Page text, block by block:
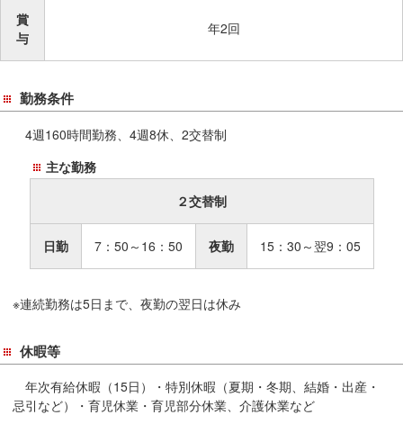
賞
与
年2回
勤務条件
4週160時間勤務、4週8休、2交替制
主な勤務
２交替制
日勤 7：50～16：50 夜勤 15：30～翌9：05
※連続勤務は5日まで、夜勤の翌日は休み
休暇等
年次有給休暇（15日）・特別休暇（夏期・冬期、結婚・出産・
忌引など）・育児休業・育児部分休業、介護休業など